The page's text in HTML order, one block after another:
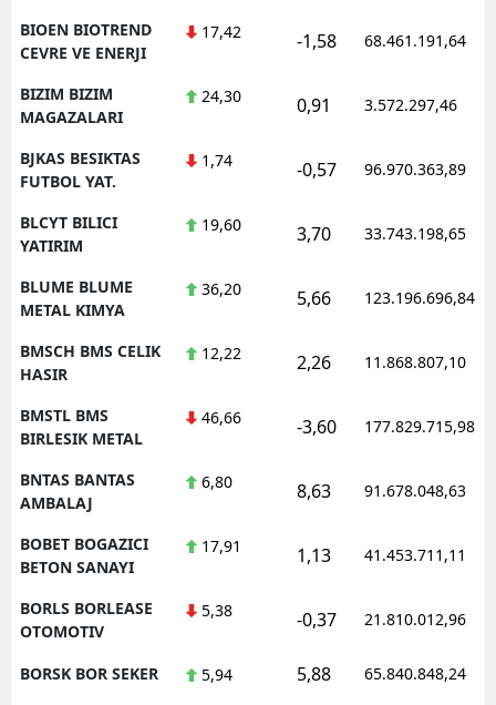
BIOEN BIOTREND
CEVRE VE ENERJI
17,42 -1,58 68.461.191,64
BIZIM BIZIM
MAGAZALARI
24,30 0,91 3.572.297,46
BJKAS BESIKTAS
FUTBOL YAT.
1,74 -0,57 96.970.363,89
BLCYT BILICI
YATIRIM
19,60 3,70 33.743.198,65
BLUME BLUME
METAL KIMYA
36,20 5,66 123.196.696,84
BMSCH BMS CELIK
HASIR
12,22 2,26 11.868.807,10
BMSTL BMS
BIRLESIK METAL
46,66 -3,60 177.829.715,98
BNTAS BANTAS
AMBALAJ
6,80 8,63 91.678.048,63
BOBET BOGAZICI
BETON SANAYI
17,91 1,13 41.453.711,11
BORLS BORLEASE
OTOMOTIV
5,38 -0,37 21.810.012,96
BORSK BOR SEKER 5,94 5,88 65.840.848,24